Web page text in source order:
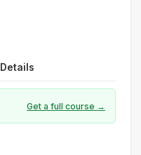
Details
Get a full course →